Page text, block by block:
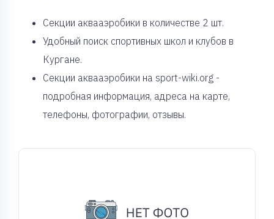
Cекции аквааэробики в количестве 2 шт.
Удобный поиск спортивных школ и клубов в
Кургане.
Секции аквааэробики на sport-wiki.org -
подробная информация, адреса на карте,
телефоны, фотографии, отзывы.